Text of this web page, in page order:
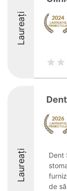
Laureați
Laureați
Dent
de